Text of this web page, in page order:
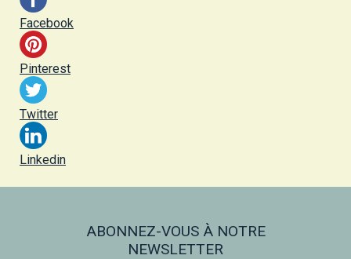
Facebook
Pinterest
Twitter
Linkedin
ABONNEZ-VOUS À NOTRE
NEWSLETTER